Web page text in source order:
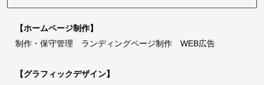
【ホームページ制作】
制作・保守管理 ランディングページ制作 WEB広告
【グラフィックデザイン】